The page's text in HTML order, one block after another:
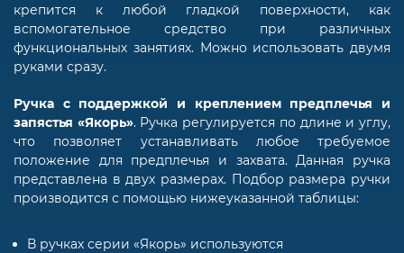
крепится к любой гладкой поверхности, как
вспомогательное средство при различных
функциональных занятиях. Можно использовать двумя
руками сразу.
Ручка с поддержкой и креплением предплечья и
запястья «Якорь». Ручка регулируется по длине и углу,
что позволяет устанавливать любое требуемое
положение для предплечья и захвата. Данная ручка
представлена в двух размерах. Подбор размера ручки
производится с помощью нижеуказанной таблицы:
В ручках серии «Якорь» используются